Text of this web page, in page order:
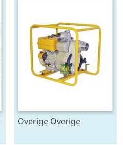
Overige Overige